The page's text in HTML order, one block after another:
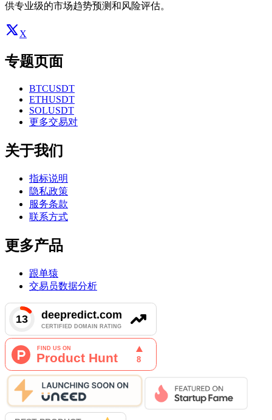
供专业级的市场趋势预测和风险评估。
X
专题页面
BTCUSDT
ETHUSDT
SOLUSDT
更多交易对
关于我们
指标说明
隐私政策
服务条款
联系方式
更多产品
跟单猿
交易员数据分析